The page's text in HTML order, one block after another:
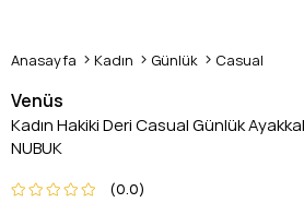
Anasayfa Kadın Günlük Casual
Venüs
Kadın Hakiki Deri Casual Günlük
NUBUK
0.0